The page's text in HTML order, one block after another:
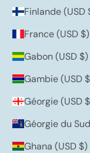
Finlande (USD
France (USD $)
Gabon (USD $)
Gambie (USD
Géorgie (USD
Géorgie du
Ghana (USD $)